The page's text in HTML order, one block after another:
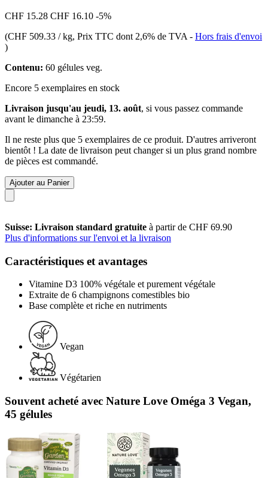
CHF 15.28 CHF 16.10 -5%
(CHF 509.33 / kg, Prix TTC dont 2,6% de TVA - Hors frais d'envoi
)
Contenu: 60 gélules veg.
Encore 5 exemplaires en stock
Livraison jusqu'au jeudi, 13. août, si vous passez commande
avant le dimanche à 23:59.
Il ne reste plus que 5 exemplaires de ce produit. D'autres arriveront
bientôt ! La date de livraison peut changer si un plus grand nombre
de pièces est commandé.
Ajouter au Panier
Suisse: Livraison standard gratuite à partir de CHF 69.90
Plus d'informations sur l'envoi et la livraison
Caractéristiques et avantages
Vitamine D3 100% végétale et purement végétale
Extraite de 6 champignons comestibles bio
Base complète et riche en nutriments
Vegan
Végétarien
Souvent acheté avec Nature Love Oméga 3 Vegan,
45 gélules